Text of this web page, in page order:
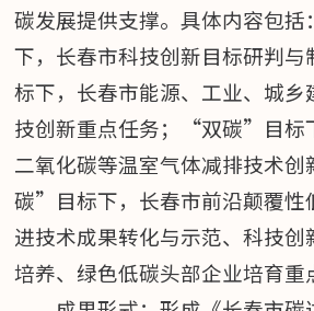
碳发展提供支撑。具体内容包
下，长春市科技创新目标研判
标下，长春市能源、工业、城乡
技创新重点任务；“双碳”目标
二氧化碳等温室气体减排技术
碳”目标下，长春市前沿颠覆性
进技术成果转化与示范、科技创
培养、绿色低碳头部企业培育重